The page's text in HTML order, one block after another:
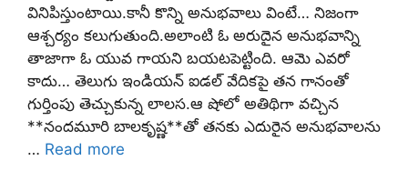
వినిపిస్తుంటాయి.కానీ కొన్ని అనుభవాలు వింటే… నిజంగా
ఆశ్చర్యం కలుగుతుంది.అలాంటి ఓ అరుదైన అనుభవాన్ని
తాజాగా ఓ యువ గాయని బయటపెట్టింది. ఆమె ఎవరో
కాదు… తెలుగు ఇండియన్ ఐడల్ వేదికపై తన గానంతో
గుర్తింపు తెచ్చుకున్న లాలస.ఆ షోలో అతిథిగా వచ్చిన
**నందమూరి బాలకృష్ణ**తో తనకు ఎదురైన అనుభవాలను
… Read more